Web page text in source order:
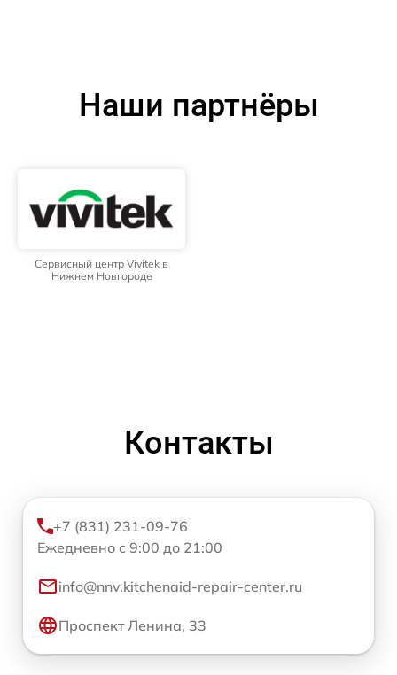
Наши партнёры
Сервисный центр Vivitek в
Нижнем Новгороде
Контакты
+7 (831) 231-09-76
Ежедневно с 9:00 до 21:00
info@nnv.kitchenaid-repair-center.ru
Проспект Ленина, 33